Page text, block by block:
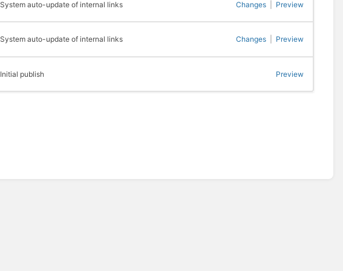
System auto-update of internal links Changes Preview
System auto-update of internal links Changes Preview
Initial publish Preview